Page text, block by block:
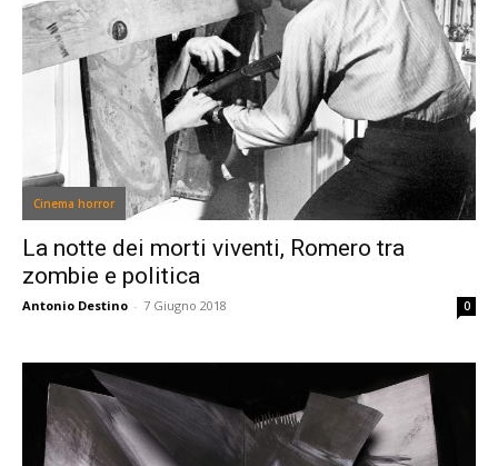
Cinema horror
La notte dei morti viventi, Romero tra
zombie e politica
Antonio Destino - 7 Giugno 2018 0